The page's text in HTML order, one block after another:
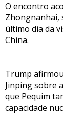
O encontro
Zhongnanhai,
último dia da
China.
Trump
Jinping sobre
que Pequim
capacidade